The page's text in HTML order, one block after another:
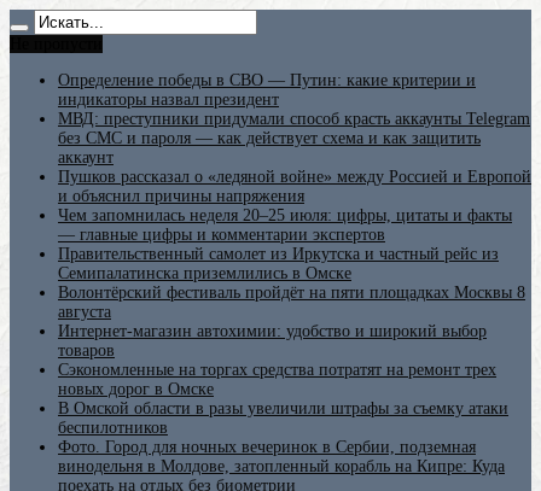
Определение победы в СВО — Путин: какие критерии и
индикаторы назвал президент
МВД: преступники придумали способ красть аккаунты Telegram
без СМС и пароля — как действует схема и как защитить
аккаунт
Пушков рассказал о «ледяной войне» между Россией и Европой
и объяснил причины напряжения
Чем запомнилась неделя 20–25 июля: цифры, цитаты и факты
— главные цифры и комментарии экспертов
Правительственный самолет из Иркутска и частный рейс из
Семипалатинска приземлились в Омске
Волонтёрский фестиваль пройдёт на пяти площадках Москвы 8
августа
Интернет-магазин автохимии: удобство и широкий выбор
товаров
Сэкономленные на торгах средства потратят на ремонт трех
новых дорог в Омске
В Омской области в разы увеличили штрафы за съемку атаки
беспилотников
Фото. Город для ночных вечеринок в Сербии, подземная
винодельня в Молдове, затопленный корабль на Кипре: Куда
поехать на отдых без биометрии